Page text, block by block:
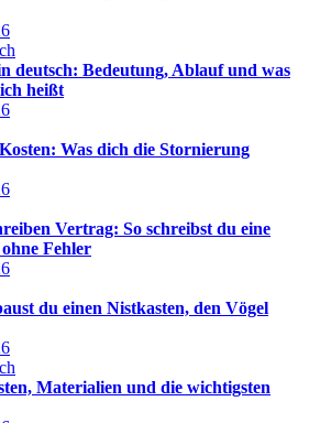
deutsch: Bedeutung, Ablauf und was
heißt
Was dich die Stornierung
Vertrag: So schreibst du eine
Fehler
du einen Nistkasten, den Vögel
Materialien und die wichtigsten